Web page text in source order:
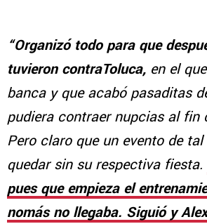
“Organizó todo para que
tuvieron contraToluca, en el
banca y que acabó pasaditas
pudiera contraer nupcias al fin
Pero claro que un evento de
quedar sin su respectiva fiesta.
pues que empieza el
nomás no llegaba. Siguió y